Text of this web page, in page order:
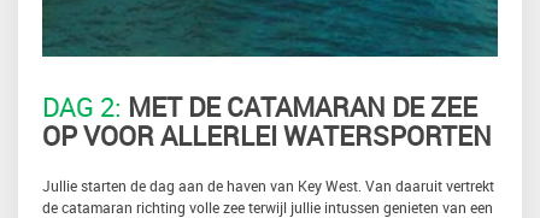
DAG 2: MET DE CATAMARAN DE ZEE
OP VOOR ALLERLEI WATERSPORTEN
Jullie starten de dag aan de haven van Key West. Van daaruit vertrekt
de catamaran richting volle zee terwijl jullie intussen genieten van een